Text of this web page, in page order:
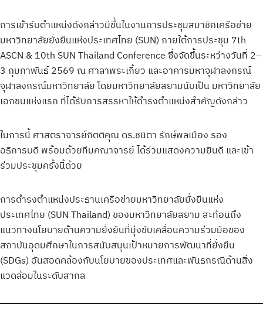
การเข้ารับตำแหน่งดังกล่าวมีขึ้นในงานการประชุมสมาชิกเครือข่าย
มหาวิทยาลัยยั่งยืนแห่งประเทศไทย (SUN) ภายใต้การประชุม 7th
ASCN & 10th SUN Thailand Conference ซึ่งจัดขึ้นระหว่างวันที่ 2–
3 กุมภาพันธ์ 2569 ณ ศาลาพระเกี้ยว และอาคารมหาจุฬาลงกรณ์
จุฬาลงกรณ์มหาวิทยาลัย โดยมหาวิทยาลัยสยามนับเป็น มหาวิทยาลัย
เอกชนแห่งแรก ที่ได้รับการสรรหาให้ดำรงตำแหน่งสำคัญดังกล่าว
ในการนี้ ศาสตราจารย์กิตติคุณ ดร.ชนิตา รักษ์พลเมือง รอง
อธิการบดี พร้อมด้วยทีมคณาจารย์ ได้ร่วมแสดงความยินดี และเข้า
ร่วมประชุมครั้งนี้ด้วย
การดำรงตำแหน่งประธานเครือข่ายมหาวิทยาลัยยั่งยืนแห่ง
ประเทศไทย (SUN Thailand) ของมหาวิทยาลัยสยาม สะท้อนถึง
แนวทางนโยบายด้านความยั่งยืนที่มุ่งขับเคลื่อนความร่วมมือของ
สถาบันอุดมศึกษาในการสนับสนุนเป้าหมายการพัฒนาที่ยั่งยืน
(SDGs) อันสอดคล้องกับนโยบายของประเทศและพันธกรณีด้านสิ่ง
แวดล้อมในระดับสากล